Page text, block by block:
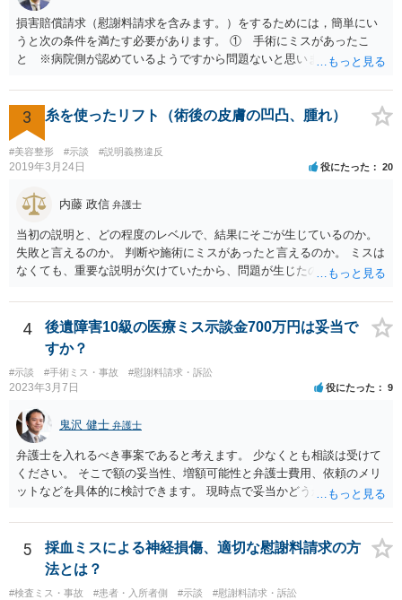
損害賠償請求（慰謝料請求を含みます。）をするためには，簡単にい
うと次の条件を満たす必要があります。 ① 手術にミスがあったこ
と ※病院側が認めているようですから問題ないと思います。 ② 手
術のミスの「せいで」マスクが外せなくなったこと ④ 仕事を休まな
ければならなくなった「せいで」休業損害が発生したこと ⑤ マスク
を外せなくなった「せいで」経済的に評価できる精神的な損害が発生
したこと 「せいで」と強調した点が，内藤先生のご指摘なさる「相当
因果関係」です。 手術のミスと関係のないことまでは責任追及ができ
しく悪くなってしまったとか， 手術のミスの結果，入院期間が延びて
しまったとかいう事情があれば， 追加請求が可能な余地があります。
ただし，手術代の返金に応じた際に「これ以上金銭の請求はしませ
ん」という趣旨の合意をしてしまっていると， 上記の請求は，基本的
には困難となります。
3 糸を使ったリフト（術後の皮膚の凹凸、腫れ）
#美容整形 #示談 #説明義務違反
2019年3月24日 役にたった 20
内藤 政信 弁護士
当初の説明と、どの程度のレベルで、結果にそごが生じているのか。
失敗と言えるのか。 判断や施術にミスがあったと言えるのか。 ミスは
なくても、重要な説明が欠けていたから、問題が生じたのか。 美容整
4
後遺障害10級の医療ミス示談金700万円は妥当で
すか？
#示談 #手術ミス・事故 #慰謝料請求・訴訟
2023年3月7日 役にたった 9
鬼沢 健士 弁護士
弁護士を入れるべき事案であると考えます。 少なくとも相談は受けて
ください。 そこで額の妥当性、増額可能性と弁護士費用、依頼のメリ
ットなどを具体的に検討できます。 現時点で妥当かどうかを即断する
5
採血ミスによる神経損傷、適切な慰謝料請求の方
法とは？
#検査ミス・事故 #患者・入所者側 #示談 #慰謝料請求・訴訟